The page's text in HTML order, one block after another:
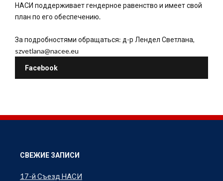
НАСИ поддерживает гендерное равенство и имеет свой
план по его обеспечению.
За подробностями обращаться: д-р Лендел Светлана,
szvetlana@nacee.eu
Facebook
СВЕЖИЕ ЗАПИСИ
17-й Съезд НАСИ